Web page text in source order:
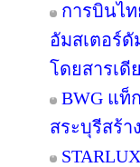
การบินไท
อัมสเตอร์ดั
โดยสารเดี
BWG แท็
สระบุรีสร้า